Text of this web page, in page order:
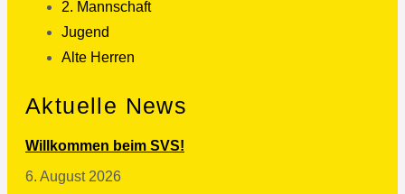
2. Mannschaft
Jugend
Alte Herren
Aktuelle News
Willkommen beim SVS!
6. August 2026